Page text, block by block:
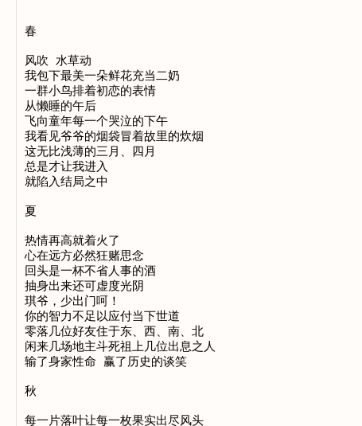
春
风吹 水草动
我包下最美一朵鲜花充当二奶
一群小鸟排着初恋的表情
从懒睡的午后
飞向童年每一个哭泣的下午
我看见爷爷的烟袋冒着故里的炊烟
这无比浅薄的三月、四月
总是才让我进入
就陷入结局之中
夏
热情再高就着火了
心在远方必然狂赌思念
回头是一杯不省人事的酒
抽身出来还可虚度光阴
琪爷，少出门呵！
你的智力不足以应付当下世道
零落几位好友住于东、西、南、北
闲来几场地主斗死祖上几位出息之人
输了身家性命 赢了历史的谈笑
秋
每一片落叶让每一枚果实出尽风头